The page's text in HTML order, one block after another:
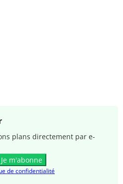
plans directement par e-
Je m'abonne
de confidentialité